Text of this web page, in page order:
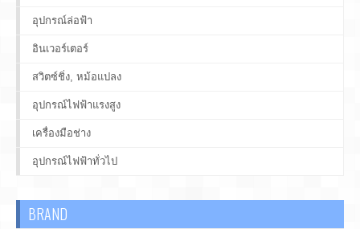
อุปกรณ์ล่อฟ้า
อินเวอร์เตอร์
สวิตซ์ชิ่ง, หม้อแปลง
อุปกรณ์ไฟฟ้าแรงสูง
เครื่องมือช่าง
อุปกรณ์ไฟฟ้าทั่วไป
BRAND